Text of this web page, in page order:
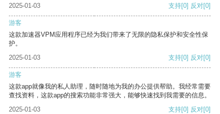
2025-01-03
支持[0] 反对[0]
游客
这款加速器VPM应用程序已经为我们带来了无限的隐私保护和安全性保
护。
2025-01-03
支持[0] 反对[0]
游客
这款app就像我的私人助理，随时随地为我的办公提供帮助。我经常需要
查找资料，这款app的搜索功能非常强大，能够快速找到我需要的信息。
2025-01-03
支持[0] 反对[0]